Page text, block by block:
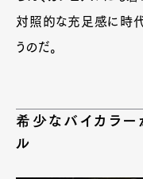
対照的な充足感に時
うのだ。
希少なバイカラー
ル